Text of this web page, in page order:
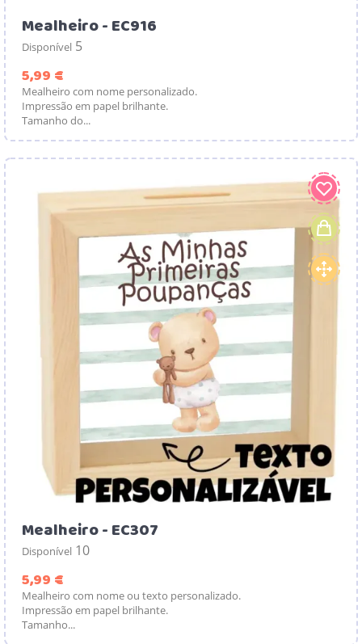
Mealheiro - EC916
Disponível 5
5,99 €
Mealheiro com nome personalizado.
Impressão em papel brilhante.
Tamanho do...
Mealheiro - EC307
Disponível 10
5,99 €
Mealheiro com nome ou texto personalizado.
Impressão em papel brilhante.
Tamanho...